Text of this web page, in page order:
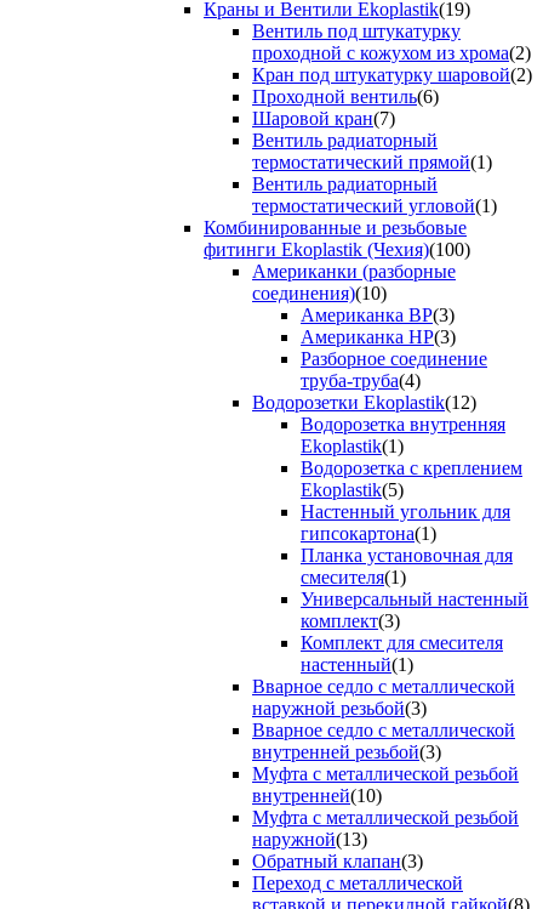
Краны и Вентили Ekoplastik(19)
Вентиль под штукатурку
проходной с кожухом из хрома(2)
Кран под штукатурку шаровой(2)
Проходной вентиль(6)
Шаровой кран(7)
Вентиль радиаторный
термостатический прямой(1)
Вентиль радиаторный
термостатический угловой(1)
Комбинированные и резьбовые
фитинги Ekoplastik (Чехия)(100)
Американки (разборные
соединения)(10)
Американка ВР(3)
Американка НР(3)
Разборное соединение
труба-труба(4)
Водорозетки Ekoplastik(12)
Водорозетка внутренняя
Ekoplastik(1)
Водорозетка с креплением
Ekoplastik(5)
Настенный угольник для
гипсокартона(1)
Планка установочная для
смесителя(1)
Универсальный настенный
комплект(3)
Комплект для смесителя
настенный(1)
Вварное седло с металлической
наружной резьбой(3)
Вварное седло с металлической
внутренней резьбой(3)
Муфта с металлической резьбой
внутренней(10)
Муфта с металлической резьбой
наружной(13)
Обратный клапан(3)
Переход с металлической
вставкой и перекидной гайкой(8)